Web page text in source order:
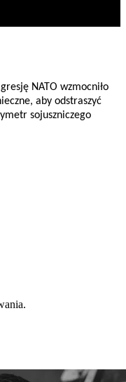
NATO wzmocniło
aby odstraszyć
sojuszniczego